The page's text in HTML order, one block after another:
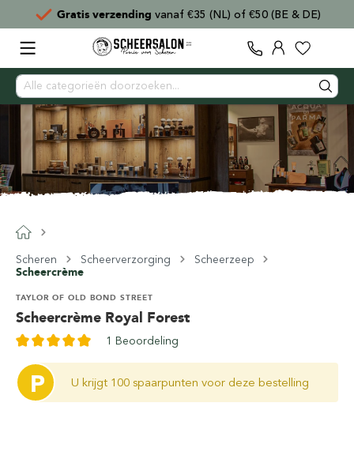
Gratis verzendingvanaf €35 (NL) of €50 (BE & DE)
Scheren Scheerverzorging
Scheerzeep
Scheercrème
Scheercrème Royal Forest
TAYLOR OF OLD BOND STREET
1 Beoordeling
P U krijgt 100 spaarpunten voor deze bestelling